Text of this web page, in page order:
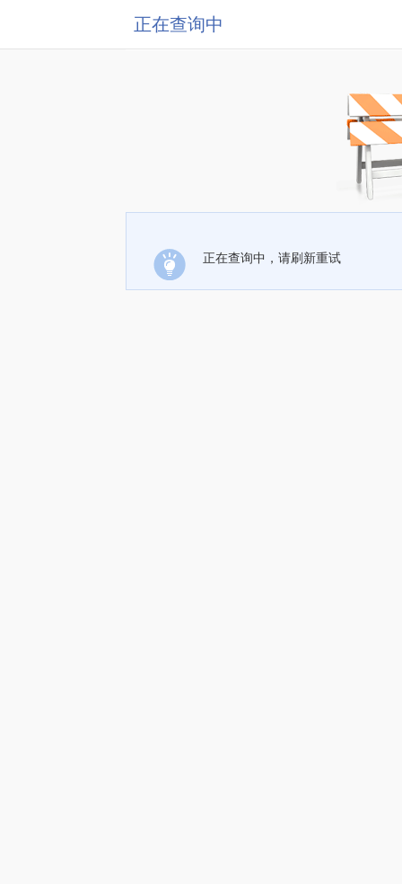
正在查询中
正在查询中，请刷新重试